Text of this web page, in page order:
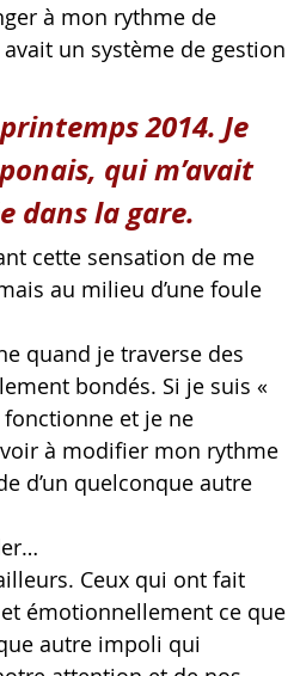
à mon rythme de
un système de gestion
2014. Je
qui m’avait
dans la gare.
cette sensation de me
au milieu d’une foule
quand je traverse des
bondés. Si je suis «
fonctionne et je ne
à modifier mon rythme
d’un quelconque autre
Ceux qui ont fait
émotionnellement ce que
autre impoli qui